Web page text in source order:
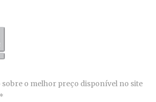
sobre o melhor preço disponível no site